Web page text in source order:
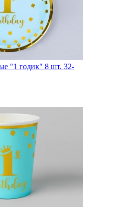
"1 годик" 8 шт. 32-